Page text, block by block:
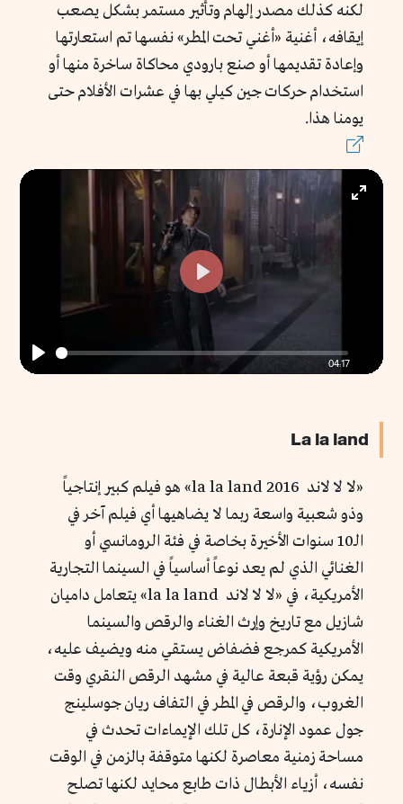
لكنه كذلك مصدر إلهام وتأثير مستمر بشكل يصعب
إيقافه، أغنية «أغني تحت المطر» نفسها تم استعارتها
وإعادة تقديمها أو صنع بارودي محاكاة ساخرة منها أو
استخدام حركات جين كيلي بها في عشرات الأفلام حتى
يومنا هذا.
Play
04:17
Play
La la land
«لا لا لاند la la land 2016» هو فيلم كبير إنتاجياً
وذو شعبية واسعة ربما لا يضاهيها أي فيلم آخر في
الـ10 سنوات الأخيرة بخاصة في فئة الرومانسي أو
الغنائي الذي لم يعد نوعاً أساسياً في السينما التجارية
الأمريكية، في «لا لا لاند la la land» يتعامل داميان
شازيل مع تاريخ وإرث الغناء والرقص والسينما
الأمريكية كمرجع فضفاض يستقي منه ويضيف عليه،
يمكن رؤية قبعة عالية في مشهد الرقص النقري وقت
الغروب، والرقص في المطر في التفاف ريان جوسلينج
جول عمود الإنارة، كل تلك الإيماءات تحدث في
مساحة زمنية معاصرة لكنها متوقفة بالزمن في الوقت
نفسه، أزياء الأبطال ذات طابع محايد لكنها تصلح